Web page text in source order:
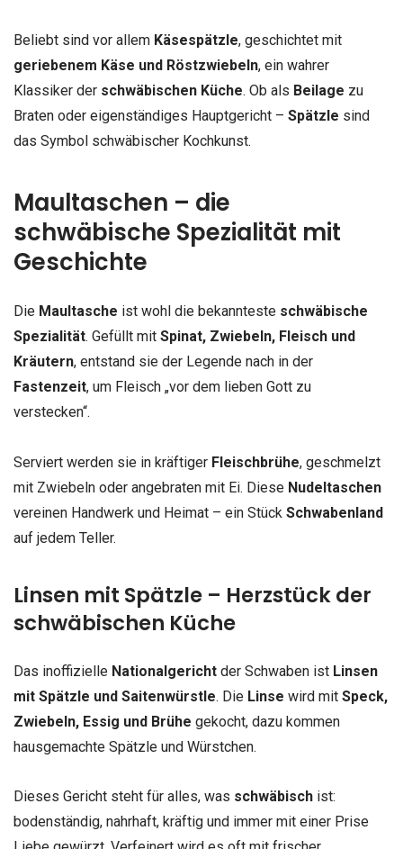
Beliebt sind vor allem Käsespätzle, geschichtet mit
geriebenem Käse und Röstzwiebeln, ein wahrer
Klassiker der schwäbischen Küche. Ob als Beilage zu
Braten oder eigenständiges Hauptgericht – Spätzle sind
das Symbol schwäbischer Kochkunst.
Maultaschen – die
schwäbische Spezialität mit
Geschichte
Die Maultasche ist wohl die bekannteste schwäbische
Spezialität. Gefüllt mit Spinat, Zwiebeln, Fleisch und
Kräutern, entstand sie der Legende nach in der
Fastenzeit, um Fleisch „vor dem lieben Gott zu
verstecken“.
Serviert werden sie in kräftiger Fleischbrühe, geschmelzt
mit Zwiebeln oder angebraten mit Ei. Diese Nudeltaschen
vereinen Handwerk und Heimat – ein Stück Schwabenland
auf jedem Teller.
Linsen mit Spätzle – Herzstück der
schwäbischen Küche
Das inoffizielle Nationalgericht der Schwaben ist Linsen
mit Spätzle und Saitenwürstle. Die Linse wird mit Speck,
Zwiebeln, Essig und Brühe gekocht, dazu kommen
hausgemachte Spätzle und Würstchen.
Dieses Gericht steht für alles, was schwäbisch ist:
bodenständig, nahrhaft, kräftig und immer mit einer Prise